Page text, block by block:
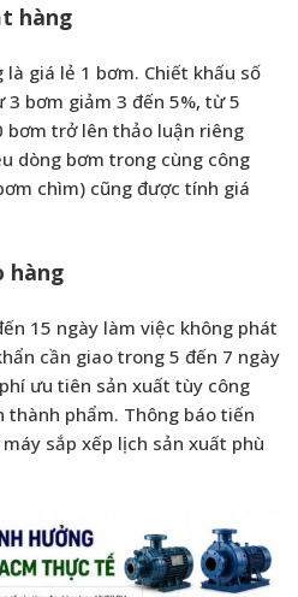
hàng
giá lẻ 1 bơm. Chiết khấu số
bơm giảm 3 đến 5%, từ 5
bơm trở lên thảo luận riêng
dòng bơm trong cùng công
chìm) cũng được tính giá
hàng
15 ngày làm việc không phát
cần giao trong 5 đến 7 ngày
ưu tiên sản xuất tùy công
phẩm. Thông báo tiến
sắp xếp lịch sản xuất phù